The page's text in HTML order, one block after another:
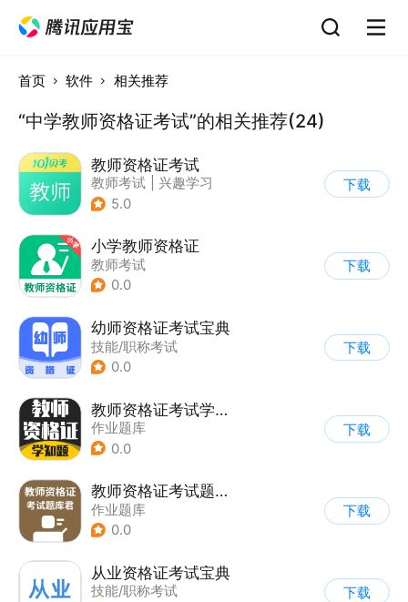
首页 软件 相关推荐
“中学教师资格证考试”的相关推荐(24)
教师资格证考试
教师考试
兴趣学习
5.0
下载
小学教师资格证
教师考试
0.0
下载
幼师资格证考试宝典
技能/职称考试
0.0
下载
教师资格证考试学知题
作业题库
0.0
下载
教师资格证考试题库君
作业题库
0.0
下载
从业资格证考试宝典
技能/职称考试
下载